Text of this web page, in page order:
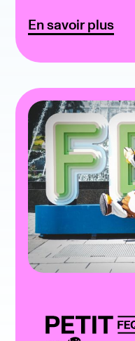
En savoir plus